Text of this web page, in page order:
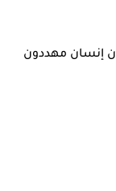
يدق ناقوس الخطر: 50 مليون إنسان مهددون